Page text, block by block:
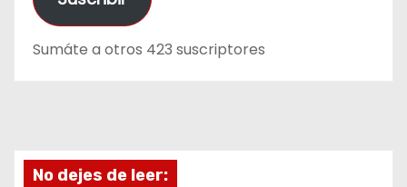
i
e
e
Sumáte a otros 423 suscriptores
No dejes de leer: